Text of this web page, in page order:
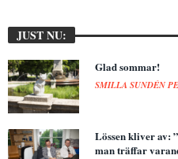
JUST NU:
Glad sommar!
SMILLA SUNDÉN
Lössen kliver av:
man träffar